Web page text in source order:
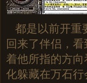
都是以前开重
回来了伴侣，
着他所指的方
化躲藏在万石